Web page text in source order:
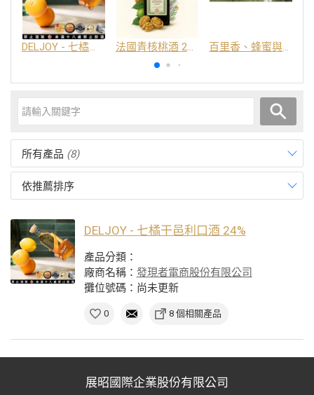
DELJOY - 七橘干邑利口酒 24% 法國青核桃酒 25% 百里香、蜂蜜與番紅花酒
所有產品 (8)
依推薦排序
DELJOY - 七橘干邑利口酒 24%
產品分類：
廠商名稱： 發現者電商股份有限公司
攤位號碼：尚未更新
0 8 個相關產品
展昭國際企業股份有限公司